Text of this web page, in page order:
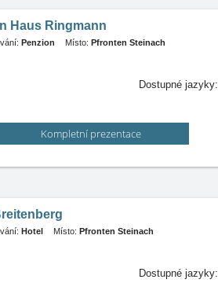
Haus Ringmann
Penzion Místo: Pfronten Steinach
Dostupné jazyky:
Kompletní prezentace
Hotel Místo: Pfronten Steinach
Dostupné jazyky: